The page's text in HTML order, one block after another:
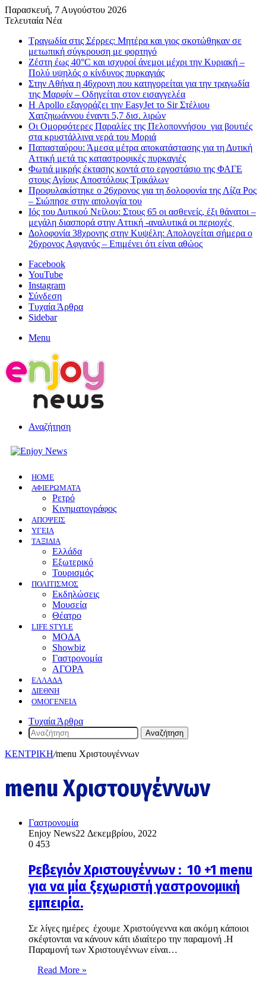
Παρασκευή, 7 Αυγούστου 2026
Τελευταία Νέα
Τραγωδία στις Σέρρες: Μητέρα και γιος σκοτώθηκαν σε
μετωπική σύγκρουση με φορτηγό
Ζέστη έως 40°C και ισχυροί άνεμοι μέχρι την Κυριακή –
Πολύ υψηλός ο κίνδυνος πυρκαγιάς
Στην Αθήνα η 46χρονη που κατηγορείται για την τραγωδία
της Μαρφίν – Οδηγείται στον εισαγγελέα
Η Apollo εξαγοράζει την EasyJet το Sir Στέλιου
Χατζηιωάννου έναντι 5,7 δισ. λιρών
Οι Ομορφότερες Παραλίες της Πελοποννήσου για βουτιές
στα κρυστάλλινα νερά του Μοριά
Παπασταύρου: Άμεσα μέτρα αποκατάστασης για τη Δυτική
Αττική μετά τις καταστροφικές πυρκαγιές
Φωτιά μικρής έκτασης κοντά στο εργοστάσιο της ΦΑΓΕ
στους Αγίους Αποστόλους Τρικάλων
Προφυλακίστηκε ο 26χρονος για τη δολοφονία της Λίζα Ρος
– Σιώπησε στην απολογία του
Ιός του Δυτικού Νείλου: Στους 65 οι ασθενείς, έξι θάνατοι –
μεγάλη διασπορά στην Αττική -αναλυτικά οι περιοχές
Δολοφονία 38χρονης στην Κυψέλη: Απολογείται σήμερα ο
26χρονος Αφγανός – Επιμένει ότι είναι αθώος
Facebook
YouTube
Instagram
Σύνδεση
Τυχαία Άρθρα
Sidebar
Menu
Αναζήτηση
HOME
ΑΦΙΕΡΩΜΑΤΑ
Ρετρό
Κινηματογράφος
ΑΠΟΨΕΙΣ
ΥΓΕΙΑ
ΤΑΞΙΔΙΑ
Ελλάδα
Εξωτερικό
Τουρισμός
ΠΟΛΙΤΙΣΜΟΣ
Eκδηλώσεις
Mουσεία
Θέατρο
LIFE STYLE
ΜΟΔΑ
Showbiz
Γαστρονομία
ΑΓΟΡΑ
ΕΛΛΆΔΑ
ΔΙΕΘΝΉ
ΟΜΟΓΈΝΕΙΑ
Τυχαία Άρθρα
Αναζήτηση
ΚΕΝΤΡΙΚΗ/menu Χριστουγέννων
menu Χριστουγέννων
Γαστρονομία
Enjoy News22 Δεκεμβρίου, 2022
0 453
Ρεβεγιόν Χριστουγέννων : 10 +1 menu
για να μία ξεχωριστή γαστρονομική
εμπειρία.
Σε λίγες ημέρες έχουμε Χριστούγεννα και ακόμη κάποιοι
σκέφτονται να κάνουν κάτι ιδιαίτερο την παραμονή .H
Παραμονή των Χριστουγέννων είναι…
Read More »